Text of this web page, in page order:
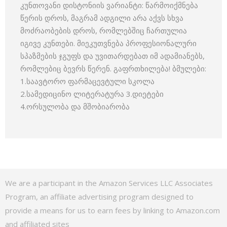
კუნთოვანი დისტონიის ვარიანტი: წარმოიქმნება
წერის დროს, მაგრამ ადგილი არა აქვს სხვა
მოძრაობების დროს, რომლებშიც ჩართულია
იგივე კუნთები. მიეკუთვნება პროფესიონალური
სპაზმების ჯგუფს და უვითარდებათ იმ ადამიანებს,
რომლებიც ბევრს წერენ. გაფრთხილება! ბმულები:
1.საავტორო ფარმაცევტული სკოლა
2.სამედიცინო ლიტერატურა 3.დიეტები
4.ორსულობა და მშობიარობა
We are a participant in the Amazon Services LLC Associates
Program, an affiliate advertising program designed to
provide a means for us to earn fees by linking to Amazon.com
and affiliated sites